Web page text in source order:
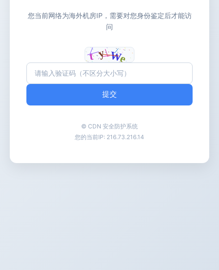
您当前网络为海外机房IP，需要对您身份鉴定后才能访
问
提交
© CDN 安全防护系统
您的当前IP: 216.73.216.14